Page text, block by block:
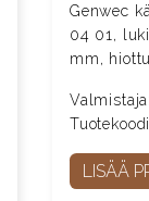
Genwec
04 01,
mm,
Valmistaja:
LISÄÄ